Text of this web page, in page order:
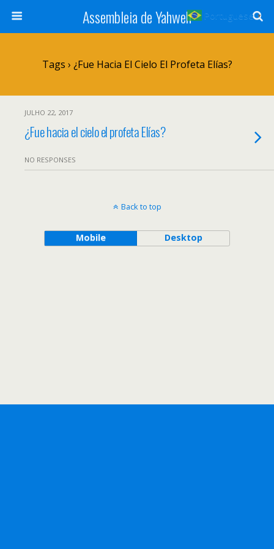
Assembleia de Yahweh
Tags › ¿Fue Hacia El Cielo El Profeta Elías?
JULHO 22, 2017
¿Fue hacia el cielo el profeta Elías?
NO RESPONSES
Back to top
Mobile Desktop
Portuguese ▼